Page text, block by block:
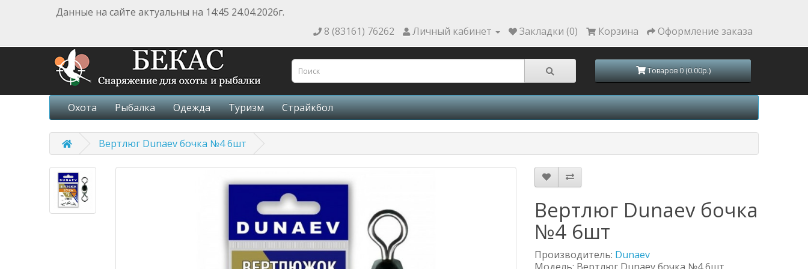
Данные на сайте актуальны на 14:45 24.04.2026г.
8 (83161) 76262
Личный кабинет Закладки (0) Корзина Оформление заказа
Товаров 0 (0.00р.)
Охота Рыбалка Одежда Туризм Страйкбол
Вертлюг Dunaev бочка №4 6шт
Вертлюг Dunaev бочка
№4 6шт
Производитель: Dunaev